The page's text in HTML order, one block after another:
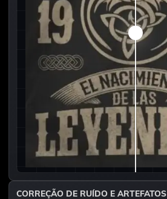
CORREÇÃO DE RUÍDO E ARTEFATOS